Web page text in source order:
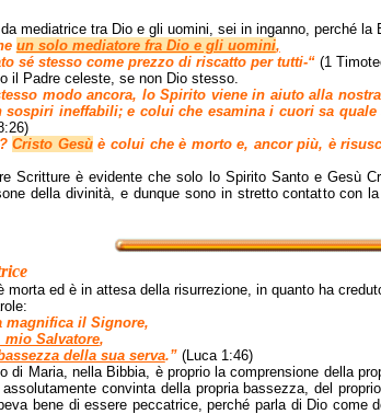
mediatrice tra Dio e gli uomini, sei in inganno, perché la
un solo mediatore fra Dio e gli uomini,
sé stesso come prezzo di riscatto per tutti-“(1
il Padre celeste, se non Dio stesso.
modo ancora, lo Spirito viene in aiuto alla
sospiri ineffabili; e colui che esamina i cuori sa
Cristo Gesùè colui che è morto e, ancor più, è
Scritture è evidente che solo lo Spirito Santo e Gesù
della divinità, e dunque sono in stretto contatto con
morta ed è in attesa della risurrezione, in quanto ha
magnifica il Signore,
mio Salvatore,
della sua serva.” (Luca 1:46)
di Maria, nella Bibbia, è proprio la comprensione della
convinta della propria bassezza, del
bene di essere peccatrice, perché parla di Dio